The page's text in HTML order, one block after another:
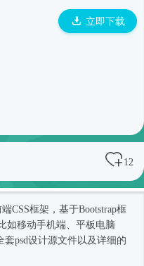
立即下载
12
CSS框架，基于Bootstrap框
如移动手机端、平板电脑
套psd设计源文件以及详细的